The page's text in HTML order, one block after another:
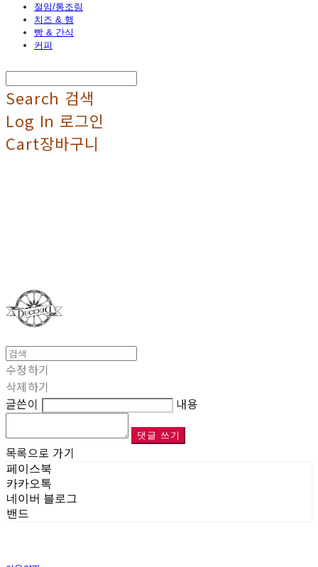
절임/통조림
치즈 & 햄
빵 & 간식
커피
Search 검색
Log In 로그인
Cart장바구니
수정하기
삭제하기
글쓴이
내용
댓글 쓰기
목록으로 가기
페이스북
카카오톡
네이버 블로그
밴드